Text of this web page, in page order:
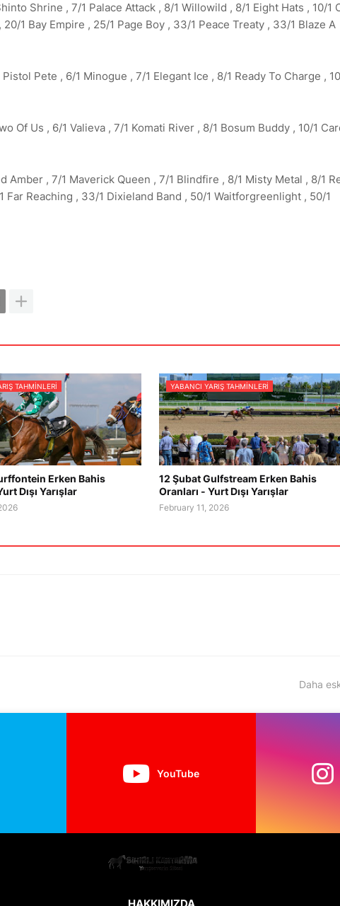
Shrine , 7/1 Palace Attack , 8/1 Willowild , 8/1 Eight Hats , 10/1
1 Bay Empire , 25/1 Page Boy , 33/1 Peace Treaty , 33/1 Blaze A
Pete , 6/1 Minogue , 7/1 Elegant Ice , 8/1 Ready To Charge ,
Of Us , 6/1 Valieva , 7/1 Komati River , 8/1 Bosum Buddy , 10/1
Amber , 7/1 Maverick Queen , 7/1 Blindfire , 8/1 Misty Metal , 8/1
Reaching , 33/1 Dixieland Band , 50/1 Waitforgreenlight , 50/1
TAHMINLERI
Erken Bahis
Dışı Yarışlar
YABANCI YARIŞ TAHMINLERI
12 Şubat Gulfstream Erken Bahis
Oranları - Yurt Dışı Yarışlar
February 11, 2026
Daha
YouTube